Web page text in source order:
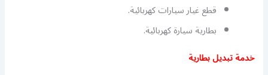
قطع غيار سيارات كهربائية.
بطارية سيارة كهربائية.
خدمة تبديل بطارية